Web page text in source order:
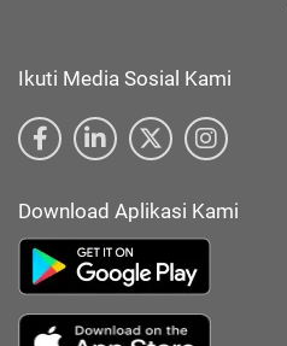
Ikuti Media Sosial Kami
Download Aplikasi Kami